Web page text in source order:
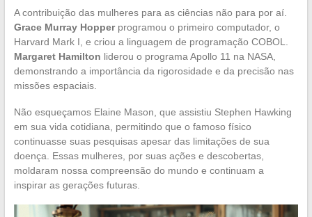
A contribuição das mulheres para as ciências não para por aí.
Grace Murray Hopperprogramou o primeiro computador, o
Harvard Mark I, e criou a linguagem de programação COBOL.
Margaret Hamilton liderou o programa Apollo 11 na NASA,
demonstrando a importância da rigorosidade e da precisão nas
missões espaciais.
Não esqueçamos Elaine Mason, que assistiu Stephen Hawking
em sua vida cotidiana, permitindo que o famoso físico
continuasse suas pesquisas apesar das limitações de sua
doença. Essas mulheres, por suas ações e descobertas,
moldaram nossa compreensão do mundo e continuam a
inspirar as gerações futuras.